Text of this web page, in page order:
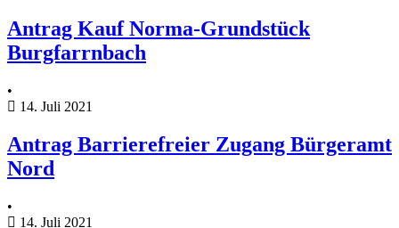
Antrag Kauf Norma-Grundstück
Burgfarrnbach
•
14. Juli 2021
Antrag Barrierefreier Zugang Bürgeramt
Nord
•
14. Juli 2021